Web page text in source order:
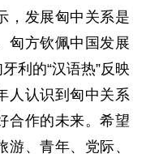
，发展匈中关系是
匈方钦佩中国发展
利的“汉语热”反映
人认识到匈中关系
合作的未来。希望
、青年、党际、